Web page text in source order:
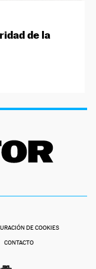
de la
DE COOKIES
CONTACTO